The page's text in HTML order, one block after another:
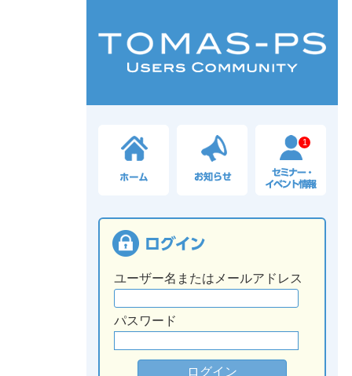
1
ユーザー名またはメールアドレス
パスワード